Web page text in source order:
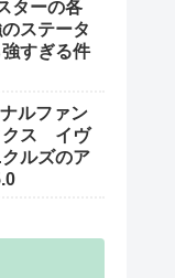
ターの各
ステータ
すぎる件
ルファン
クス イヴ
ルズのア